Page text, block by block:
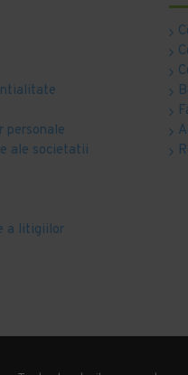
personale
ale societatii
a litigiilor